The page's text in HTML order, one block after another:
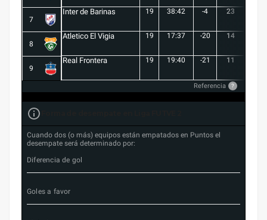
7
Inter de Barinas 19 38:42 -4 23
8
Atletico El Vigia 19 17:37 -20 14
9
Real Frontera 19 19:40 -21 11
Referencia ?
Cuando dos (o más) equipos están empatados en Puntos el
desempate será determinado por:
Diferencia de gol
Goles a favor